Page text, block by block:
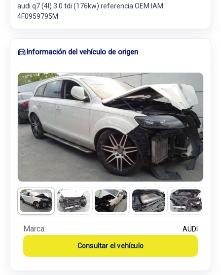
audi q7 (4l) 3.0 tdi (176kw) referencia OEM IAM
4F0959795M
Información del vehículo de origen
Marca: AUDI
Consultar el vehículo